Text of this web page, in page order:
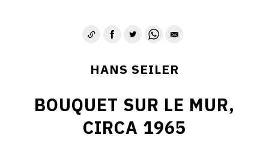
HANS SEILER
BOUQUET SUR LE MUR,
CIRCA 1965